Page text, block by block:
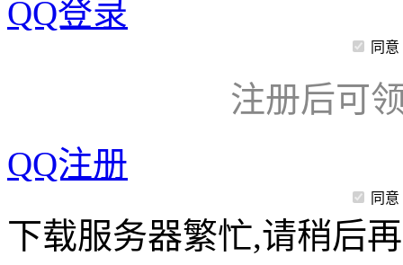
QQ登录
同意
注册后可
QQ注册
同意
下载服务器繁忙,请稍后